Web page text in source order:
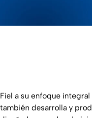
Fiel a su enfoque
también desarrolla y